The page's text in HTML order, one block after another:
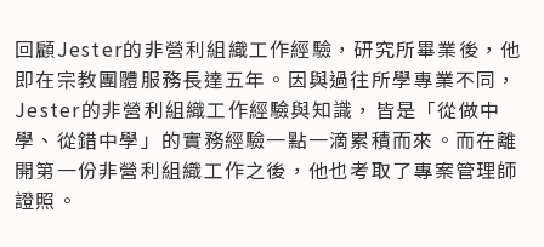
回顧Jester的非營利組織工作經驗，研究所畢業後，他
即在宗教團體服務長達五年。因與過往所學專業不同，
Jester的非營利組織工作經驗與知識，皆是「從做中
學、從錯中學」的實務經驗一點一滴累積而來。而在離
開第一份非營利組織工作之後，他也考取了專案管理師
證照。